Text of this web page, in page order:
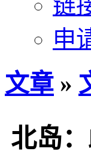
链
申
文章 »
北岛